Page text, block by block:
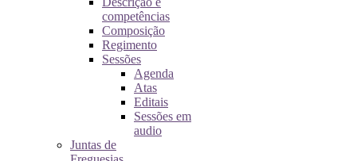
competências
Composição
Regimento
Sessões
Agenda
Atas
Editais
Sessões em
audio
Juntas de